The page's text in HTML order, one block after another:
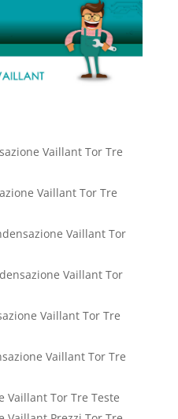
Vaillant Tor Tre
Vaillant Tor Tre
Vaillant Tor
Vaillant Tor
Vaillant Tor Tre
Vaillant Tor Tre
Vaillant Tor Tre Teste